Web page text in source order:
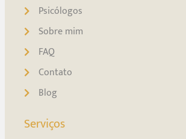
Psicólogos
Sobre mim
FAQ
Contato
Blog
Serviços